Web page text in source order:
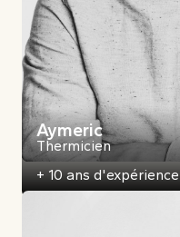
Aymeric
Thermicien
+ 10 ans d'expérience